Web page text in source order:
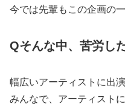
今では先輩もこの企画の
Qそんな中、苦労し
幅広いアーティストに出
みんなで、アーティスト